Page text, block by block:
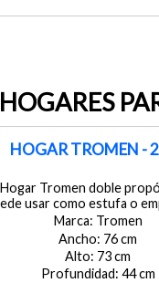
HOGARES
HOGAR TROMEN -
Tromen
76
73
44